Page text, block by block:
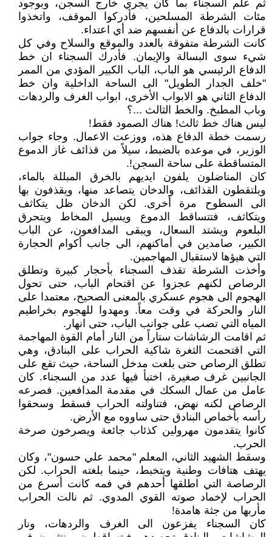
ثم علم السجناء بما كان يجري خارج السجن، وبوجود
مئات الشرطة المسلحين، فأدركوا الموقف، واتخذوا
قرارات بالدفاع عن أنفسهم ضد أي اعتداء.
كانت الشرطة متفوقة بالعدد والموقع والسلاح وفي كل
شيء سوى البسالة والإيمان. فأدرك السجناء ان خط
الدفاع الرئيسي هو الباب، الباب الكبير المؤدي من الممر
"خلف الجدار الطويل" الى الساحة الداخلية وان خط
الدفاع الثاني هو الابواب الأخرى، ابواب الغرف والردهات
وباب المطبخ. والخط الثالث ...؟
ليس هناك خط ثالث! هناك الصمود فقط!
رسمت خطة الدفاع هذه، ووزعت الاعمال. وجاء جواب
الوزير، في موعده بالضبط، سيلاً من قذائف غاز الدموع
المتساقطة على ساحة السجن!.
كان المناضلون يلفون ايديهم بالخرق المبللة بالماء،
ويلتقطون القذائف، والدخان يتصاعد منها، ويقذفون بها
الى السطوح مرة أخرى. لكن الدخان ظل يتكاثف
ويتكاثف، فتتساقط الدموع ويسيل المخاط ويتحرق
البلعوم ويشتد السعال، ويبقى المدافعون، عن الباب
الكبير، صامدين في أماكنهم، الى جانب أكوام الحجارة
التي هيؤها لاستقبال المهاجمين.
وأخذت الشرطة تقذف السجناء بأحجار كبيرة وتطلق
الرصاص لكنهم عجزوا عن اقتحام الباب، حتى تحول
الهجوم الى هجوم عسكري بالمعنى الصحيح، معتمدا على
النار والحركة في وقت معاً. ومهدوا للهجوم بخراطيم
المياه التي تصب على جوانب الباب، حتى انهار.
ثم اقامت الرشاشات ستاراً من النار أمام القوة المهاجمة
التي اقتحمت الثغرة شاكية الحراب على البنادق، وهي
تطلق الرصاص حتى بلغت مدخل الساحة، حيث تقع على
الجانبين غرف صغيرة، اختبأ فيها عدد من السجناء. كان
عامل من عمال السكك في مقدمة المدافعين. فصرعه
الرصاص لكنه نهض، فتناولته الحراب فسقط وسحقوا
رأسه بأخماص البنادق حتى ساووه مع الأرض.
كانوا يتقدمون مهرولين كذئاب جائعة ويصرخون صرخة
الحرب.
وسقط الشهيد الثاني، المعلم "محمد علي حسون"، وكان
يهتف هتافات وطنية ويتخبط، حينما بلغته الحراب. لكن
الرصاصة التي اطلقها أحدهم في فمه كانت أسرع من
الحراب لإخماد صوته القوي المدوي. ثم نالت الحراب
مأربها من جثة هامدة!
كان السجناء يفزعون الى الغرف والردهات، ونار